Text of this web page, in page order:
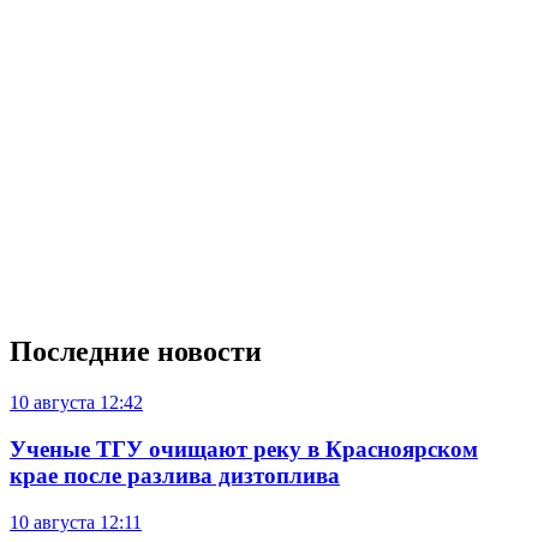
Последние новости
10 августа 12:42
Ученые ТГУ очищают реку в Красноярском
крае после разлива дизтоплива
10 августа 12:11